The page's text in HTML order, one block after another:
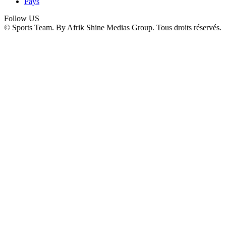
Follow US
© Sports Team. By Afrik Shine Medias Group. Tous droits réservés.